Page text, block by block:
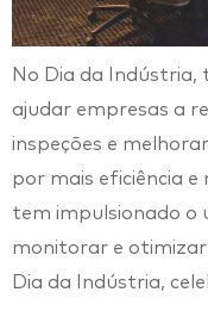
No Dia da Indústria,
ajudar empresas a
inspeções e
por mais eficiência
tem impulsionado o
monitorar e
Dia da Indústria,